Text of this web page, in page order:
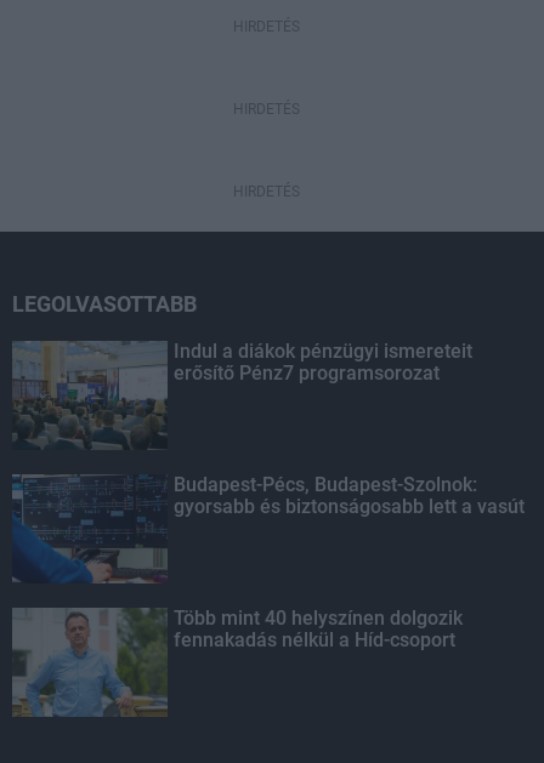
HIRDETÉS
HIRDETÉS
HIRDETÉS
LEGOLVASOTTABB
Indul a diákok pénzügyi ismereteit
erősítő Pénz7 programsorozat
Budapest-Pécs, Budapest-Szolnok:
gyorsabb és biztonságosabb lett a vasút
Több mint 40 helyszínen dolgozik
fennakadás nélkül a Híd-csoport